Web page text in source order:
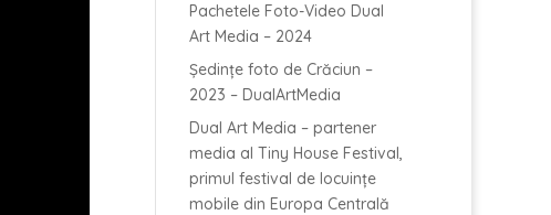
Pachetele Foto-Video Dual
Art Media – 2024
Ședințe foto de Crăciun –
2023 – DualArtMedia
Dual Art Media – partener
media al Tiny House Festival,
primul festival de locuințe
mobile din Europa Centrală